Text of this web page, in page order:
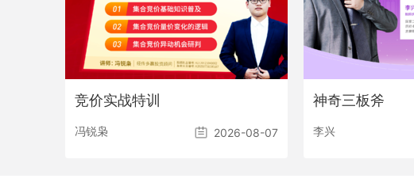
竞价实战特训
冯锐枭 2026-08-07
神奇三板斧
李兴